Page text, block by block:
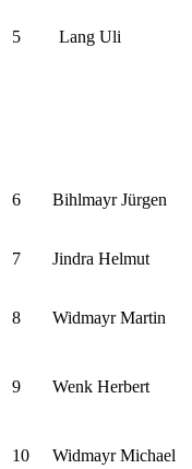
5 Lang Uli
6 Bihlmayr Jürgen
7 Jindra Helmut
8 Widmayr Martin
9 Wenk Herbert
10 Widmayr Michael